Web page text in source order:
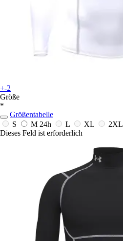
+-2
Größe
*
Größentabelle
S
M 24h L XL
2XL
Dieses Feld ist erforderlich